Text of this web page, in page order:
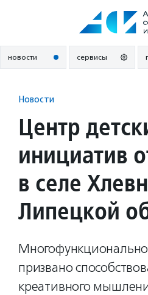
новости сервисы
Новости
Центр
инициатив
в селе
Липецкой
призвано
креативного